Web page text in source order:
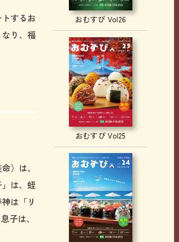
するお
り、福
）は、
は、蛭
は「リ
子は、
おむすび Vol26
おむすび Vol25